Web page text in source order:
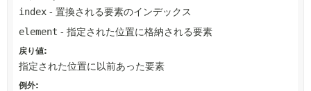
index - 置換される要素のインデックス
element - 指定された位置に格納される要素
戻り値:
指定された位置に以前あった要素
例外: